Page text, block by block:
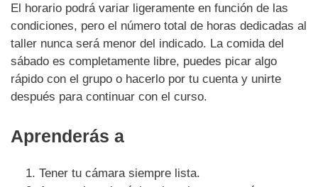
El horario podrá variar ligeramente en función de las
condiciones, pero el número total de horas dedicadas al
taller nunca será menor del indicado. La comida del
sábado es completamente libre, puedes picar algo
rápido con el grupo o hacerlo por tu cuenta y unirte
después para continuar con el curso.
Aprenderás a
Tener tu cámara siempre lista.